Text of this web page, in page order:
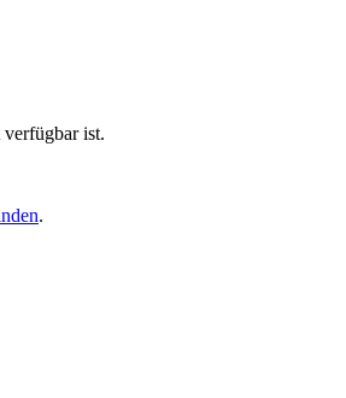
ist.
.